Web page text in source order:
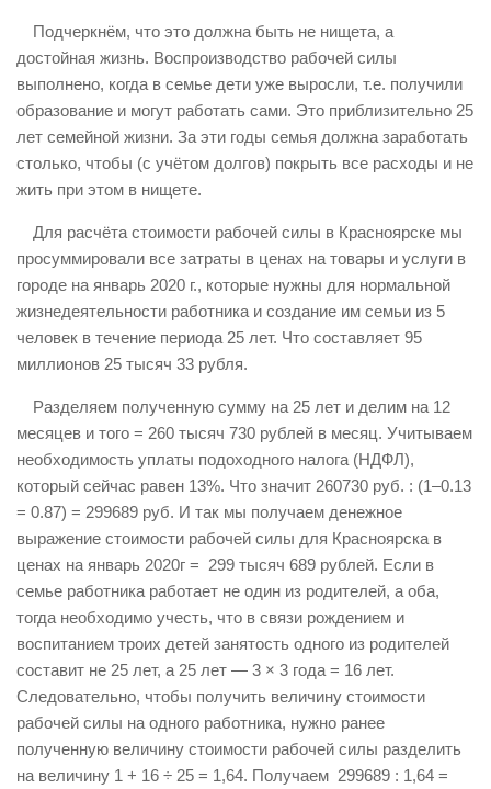
Подчеркнём, что это должна быть не нищета, а
достойная жизнь. Воспроизводство рабочей силы
выполнено, когда в семье дети уже выросли, т.е. получили
образование и могут работать сами. Это приблизительно 25
лет семейной жизни. За эти годы семья должна заработать
столько, чтобы (с учётом долгов) покрыть все расходы и не
жить при этом в нищете.
Для расчёта стоимости рабочей силы в Красноярске мы
просуммировали все затраты в ценах на товары и услуги в
городе на январь 2020 г., которые нужны для нормальной
жизнедеятельности работника и создание им семьи из 5
человек в течение периода 25 лет. Что составляет 95
миллионов 25 тысяч 33 рубля.
Разделяем полученную сумму на 25 лет и делим на 12
месяцев и того = 260 тысяч 730 рублей в месяц. Учитываем
необходимость уплаты подоходного налога (НДФЛ),
который сейчас равен 13%. Что значит 260730 руб. : (1–0.13
= 0.87) = 299689 руб. И так мы получаем денежное
выражение стоимости рабочей силы для Красноярска в
ценах на январь 2020г = 299 тысяч 689 рублей. Если в
семье работника работает не один из родителей, а оба,
тогда необходимо учесть, что в связи рождением и
воспитанием троих детей занятость одного из родителей
составит не 25 лет, а 25 лет — 3 × 3 года = 16 лет.
Следовательно, чтобы получить величину стоимости
рабочей силы на одного работника, нужно ранее
полученную величину стоимости рабочей силы разделить
на величину 1 + 16 ÷ 25 = 1,64. Получаем 299689 : 1,64 =